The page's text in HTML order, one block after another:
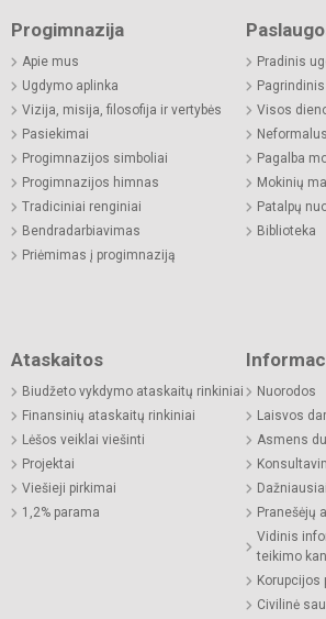
Progimnazija
Apie mus
Ugdymo aplinka
Vizija, misija, filosofija ir vertybės
Pasiekimai
Progimnazijos simboliai
Progimnazijos himnas
Tradiciniai renginiai
Bendradarbiavimas
Priėmimas į progimnaziją
Pradinis
Visos
Pagalba
Mokinių
Patalpų
Biblioteka
Ataskaitos
Biudžeto vykdymo ataskaitų rinkiniai
Finansinių ataskaitų rinkiniai
Lėšos veiklai viešinti
Projektai
Viešieji pirkimai
1,2% parama
Nuorodos
Laisvos
Asmens
Pranešėjų
Vidinis
teikimo
Korupcijos
Civilinė